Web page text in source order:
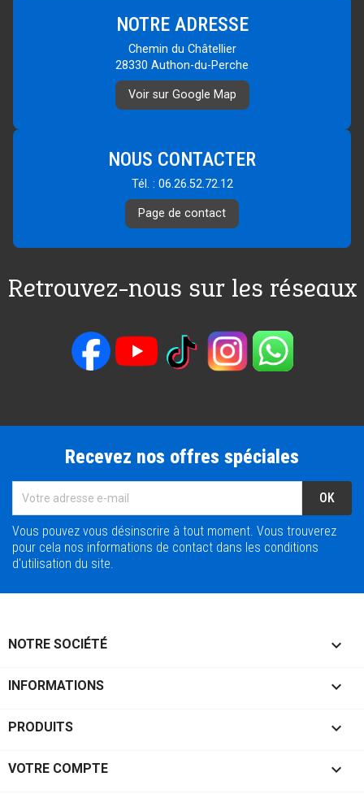
NOTRE ADRESSE
Chemin du Châtellier
28330 Authon-du-Perche
Voir sur Google Map
NOUS CONTACTER
Tél. : 06.26.52.72.12
Page de contact
Retrouvez-nous sur les réseaux
Recevez nos offres spéciales
Vous pouvez vous désinscrire à tout moment. Vous trouverez
pour cela nos informations de contact dans les conditions
d'utilisation du site.
NOTRE SOCIÉTÉ 
INFORMATIONS 
PRODUITS 
VOTRE COMPTE 